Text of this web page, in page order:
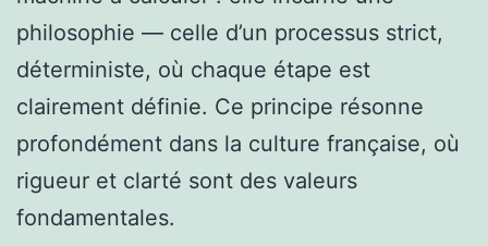
philosophie — celle d’un processus strict,
déterministe, où chaque étape est
clairement définie. Ce principe résonne
profondément dans la culture française, où
rigueur et clarté sont des valeurs
fondamentales.